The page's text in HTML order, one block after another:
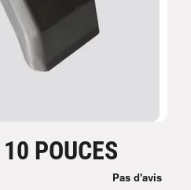
POUCES